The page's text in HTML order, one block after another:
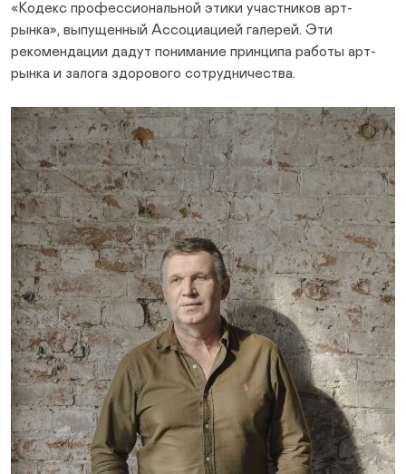
«Кодекс профессиональной этики участников арт-
рынка», выпущенный Ассоциацией галерей. Эти
рекомендации дадут понимание принципа работы арт-
рынка и залога здорового сотрудничества.